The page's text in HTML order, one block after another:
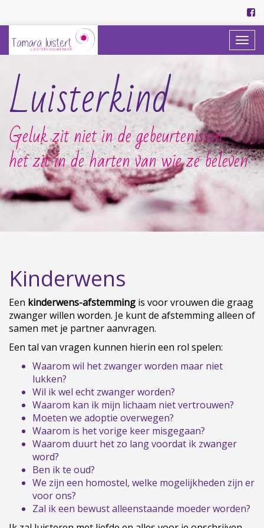
Luisterkind
Geluk zit niet in de gebeurtenissen,
het zit in de harten van wie ze beleven
Kinderwens
Een kinderwens-afstemming is voor vrouwen die graag
zwanger willen worden. Je kunt de afstemming alleen of
samen met je partner aanvragen.
Een tal van vragen kunnen hierin een rol spelen:
Waarom wil het zwanger worden maar niet
lukken?
Wil ik wel echt zwanger worden?
Waarom kan ik mijn lichaam niet vertrouwen?
Moeten we adoptie overwegen?
Waarom is het vorige keer misgegaan?
Waarom duurt het zo lang voordat ik zwanger
word?
Ben ik te oud?
We zijn een homostel, welke mogelijkheden zijn er
voor ons?
Zal ik een bewust alleenstaande moeder worden?